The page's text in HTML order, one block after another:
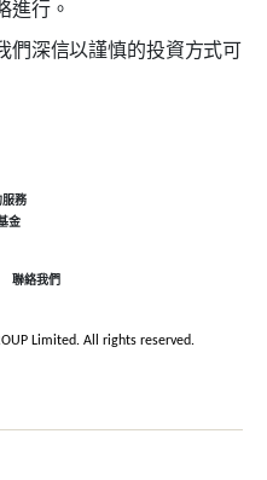
進行。
深信以謹慎的投資方式可
服務
金
聯絡我們
Limited. All rights reserved.